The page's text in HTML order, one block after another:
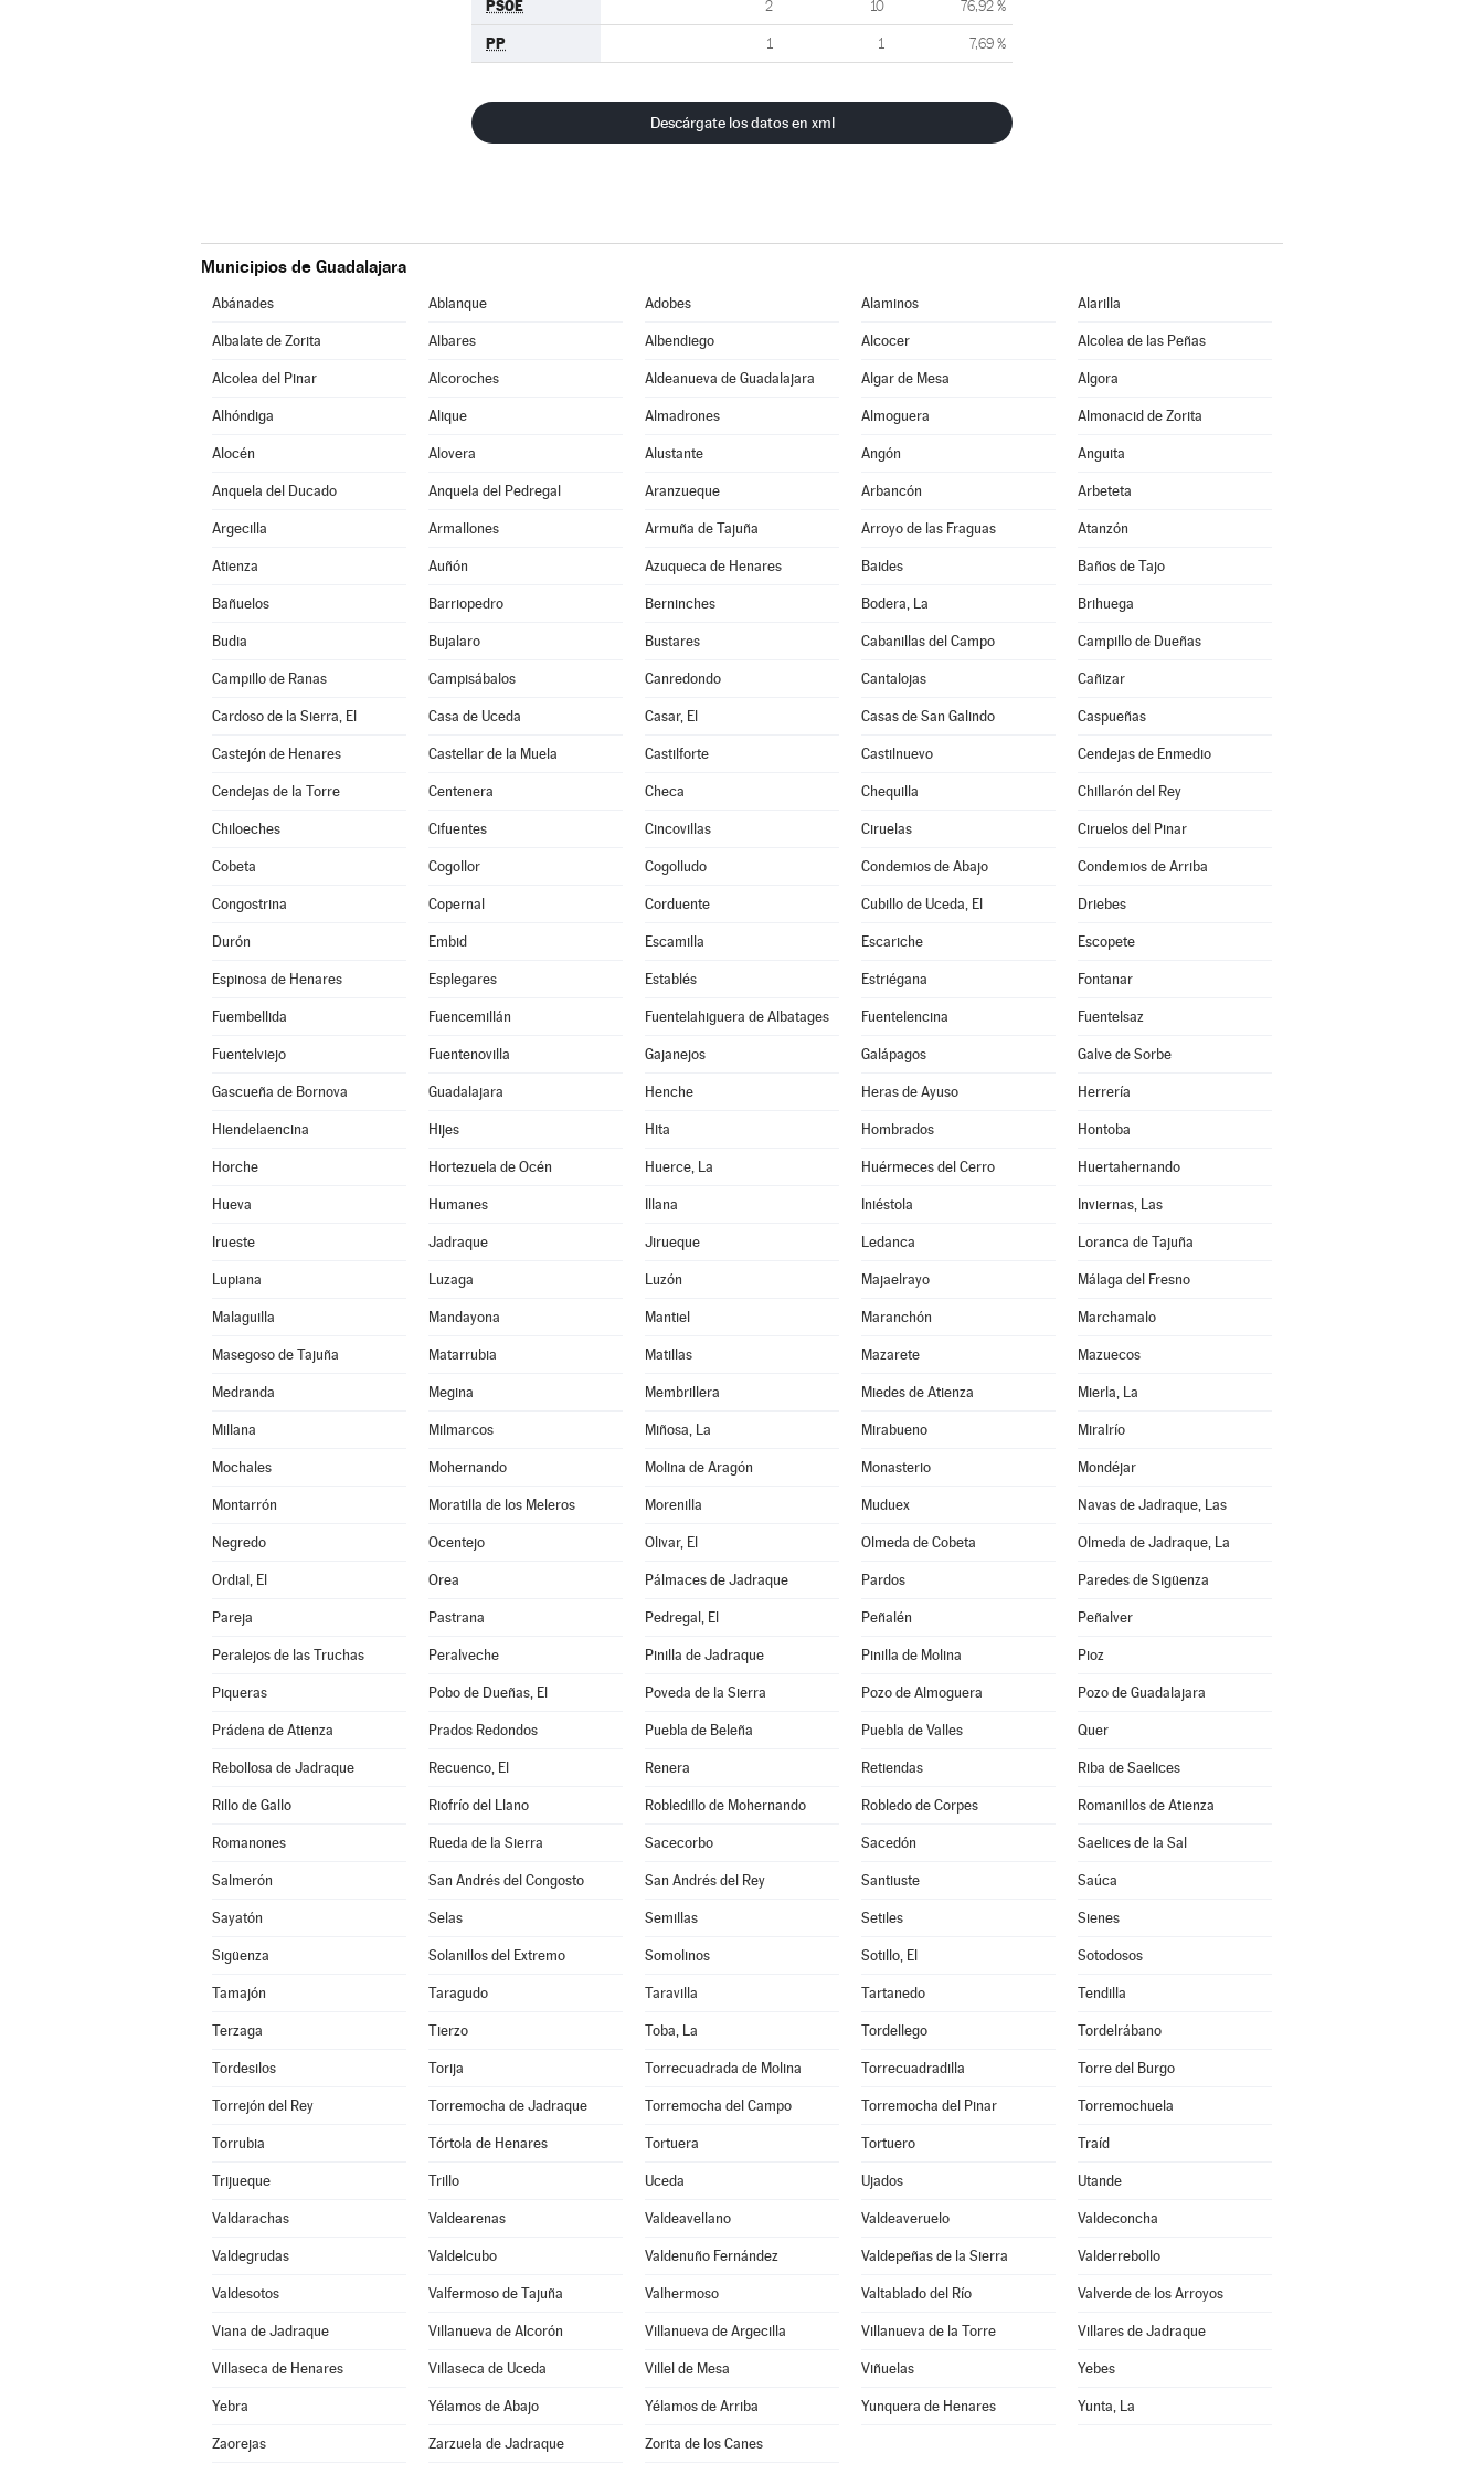
PSOE 2 10 76,92 %
PP 1 1 7,69 %
Descárgate los datos en xml
Municipios de Guadalajara
Abánades Ablanque Adobes Alaminos Alarilla
Albalate de Zorita Albares Albendiego Alcocer Alcolea de las Peñas
Alcolea del Pinar Alcoroches Aldeanueva de Guadalajara Algar de Mesa Algora
Alhóndiga Alique Almadrones Almoguera Almonacid de Zorita
Alocén Alovera Alustante Angón Anguita
Anquela del Ducado Anquela del Pedregal Aranzueque Arbancón Arbeteta
Argecilla Armallones Armuña de Tajuña Arroyo de las Fraguas Atanzón
Atienza Auñón Azuqueca de Henares Baides Baños de Tajo
Bañuelos Barriopedro Berninches Bodera, La Brihuega
Budia Bujalaro Bustares Cabanillas del Campo Campillo de Dueñas
Campillo de Ranas Campisábalos Canredondo Cantalojas Cañizar
Cardoso de la Sierra, El Casa de Uceda Casar, El Casas de San Galindo Caspueñas
Castejón de Henares Castellar de la Muela Castilforte Castilnuevo Cendejas de Enmedio
Cendejas de la Torre Centenera Checa Chequilla Chillarón del Rey
Chiloeches Cifuentes Cincovillas Ciruelas Ciruelos del Pinar
Cobeta Cogollor Cogolludo Condemios de Abajo Condemios de Arriba
Congostrina Copernal Corduente Cubillo de Uceda, El Driebes
Durón Embid Escamilla Escariche Escopete
Espinosa de Henares Esplegares Establés Estriégana Fontanar
Fuembellida Fuencemillán Fuentelahiguera de Albatages Fuentelencina Fuentelsaz
Fuentelviejo Fuentenovilla Gajanejos Galápagos Galve de Sorbe
Gascueña de Bornova Guadalajara Henche Heras de Ayuso Herrería
Hiendelaencina Hijes Hita Hombrados Hontoba
Horche Hortezuela de Océn Huerce, La Huérmeces del Cerro Huertahernando
Hueva Humanes Illana Iniéstola Inviernas, Las
Irueste Jadraque Jirueque Ledanca Loranca de Tajuña
Lupiana Luzaga Luzón Majaelrayo Málaga del Fresno
Malaguilla Mandayona Mantiel Maranchón Marchamalo
Masegoso de Tajuña Matarrubia Matillas Mazarete Mazuecos
Medranda Megina Membrillera Miedes de Atienza Mierla, La
Millana Milmarcos Miñosa, La Mirabueno Miralrío
Mochales Mohernando Molina de Aragón Monasterio Mondéjar
Montarrón Moratilla de los Meleros Morenilla Muduex Navas de Jadraque, Las
Negredo Ocentejo Olivar, El Olmeda de Cobeta Olmeda de Jadraque, La
Ordial, El Orea Pálmaces de Jadraque Pardos Paredes de Sigüenza
Pareja Pastrana Pedregal, El Peñalén Peñalver
Peralejos de las Truchas Peralveche Pinilla de Jadraque Pinilla de Molina Pioz
Piqueras Pobo de Dueñas, El Poveda de la Sierra Pozo de Almoguera Pozo de Guadalajara
Prádena de Atienza Prados Redondos Puebla de Beleña Puebla de Valles Quer
Rebollosa de Jadraque Recuenco, El Renera Retiendas Riba de Saelices
Rillo de Gallo Riofrío del Llano Robledillo de Mohernando Robledo de Corpes Romanillos de Atienza
Romanones Rueda de la Sierra Sacecorbo Sacedón Saelices de la Sal
Salmerón San Andrés del Congosto San Andrés del Rey Santiuste Saúca
Sayatón Selas Semillas Setiles Sienes
Sigüenza Solanillos del Extremo Somolinos Sotillo, El Sotodosos
Tamajón Taragudo Taravilla Tartanedo Tendilla
Terzaga Tierzo Toba, La Tordellego Tordelrábano
Tordesilos Torija Torrecuadrada de Molina Torrecuadradilla Torre del Burgo
Torrejón del Rey Torremocha de Jadraque Torremocha del Campo Torremocha del Pinar Torremochuela
Torrubia Tórtola de Henares Tortuera Tortuero Traíd
Trijueque Trillo Uceda Ujados Utande
Valdarachas Valdearenas Valdeavellano Valdeaveruelo Valdeconcha
Valdegrudas Valdelcubo Valdenuño Fernández Valdepeñas de la Sierra Valderrebollo
Valdesotos Valfermoso de Tajuña Valhermoso Valtablado del Río Valverde de los Arroyos
Viana de Jadraque Villanueva de Alcorón Villanueva de Argecilla Villanueva de la Torre Villares de Jadraque
Villaseca de Henares Villaseca de Uceda Villel de Mesa Viñuelas Yebes
Yebra Yélamos de Abajo Yélamos de Arriba Yunquera de Henares Yunta, La
Zaorejas Zarzuela de Jadraque Zorita de los Canes